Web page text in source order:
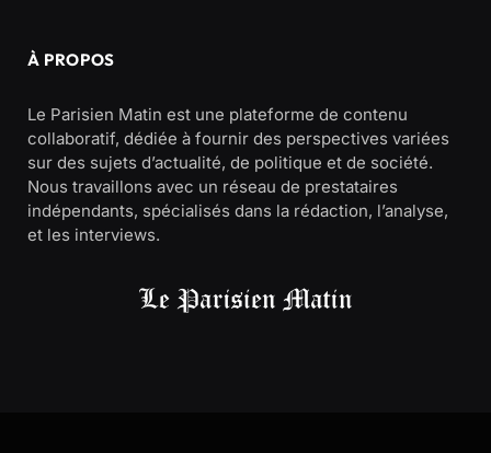
À PROPOS
Le Parisien Matin est une plateforme de contenu
collaboratif, dédiée à fournir des perspectives variées
sur des sujets d’actualité, de politique et de société.
Nous travaillons avec un réseau de prestataires
indépendants, spécialisés dans la rédaction, l’analyse,
et les interviews.